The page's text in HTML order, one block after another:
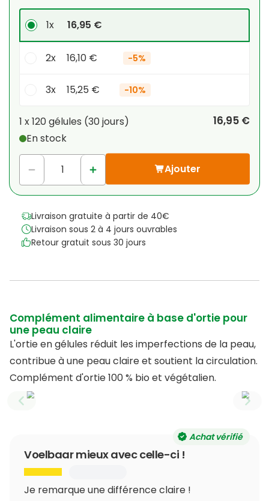
1x 16,95 €
2x 16,10 € -5%
3x 15,25 € -10%
Votre remise personnelle
1x 0,00 €
1 x120 gélules (30jours)
En stock
16,95 €
Ajouter
Livraison gratuite à partir de 40€
Livraison sous 2 à 4 jours ouvrables
Retour gratuit sous 30 jours
Complément alimentaire à base d'ortie pour
une peau claire
L'ortie en gélules réduit les imperfections de la peau,
contribue à une peau claire et soutient la circulation.
Complément d'ortie 100 % bio et végétalien.
Previous slide
Achat vérifié
Voelbaar mieux avec celle-ci !
Je remarque une différence claire !